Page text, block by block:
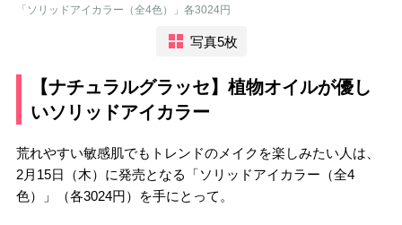
「ソリッドアイカラー（全4色）」各3024円
写真5枚
【ナチュラルグラッセ】植物オイルが優し
いソリッドアイカラー
荒れやすい敏感肌でもトレンドのメイクを楽しみたい人は、
2月15日（木）に発売となる「ソリッドアイカラー（全4
色）」（各3024円）を手にとって。